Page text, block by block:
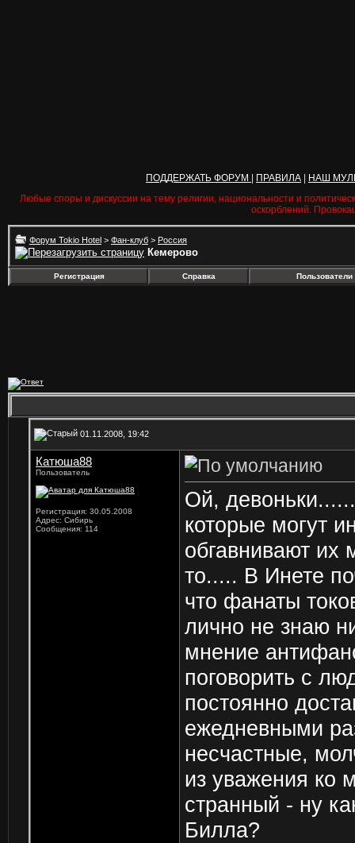
ПОДДЕРЖАТЬ ФОРУМ ПРАВИЛА
НАШ
Любые споры и дискуссии на тему религии, национальности и
оскорблений.
Форум Tokio Hotel > Фан-клуб > Россия
Кемерово
Регистрация Справка Пользователи
01.11.2008, 19:42
Катюша88
Пользователь
Регистрация: 30.05.2008
Адрес: Сибирь
Сообщения: 114
Ой,
которые могут
обгавнивают их
то..... В Инете
что фанаты
лично не знаю
мнение
поговорить с
постоянно
ежедневными
несчастные,
из уважения ко
странный - ну
Билла?